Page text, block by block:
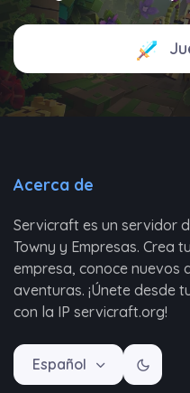
Acerca de
Servicraft es un servidor
Towny y Empresas. Crea
empresa, conoce nuevos
aventuras. ¡Únete desde
con la IP servicraft.org!
Español